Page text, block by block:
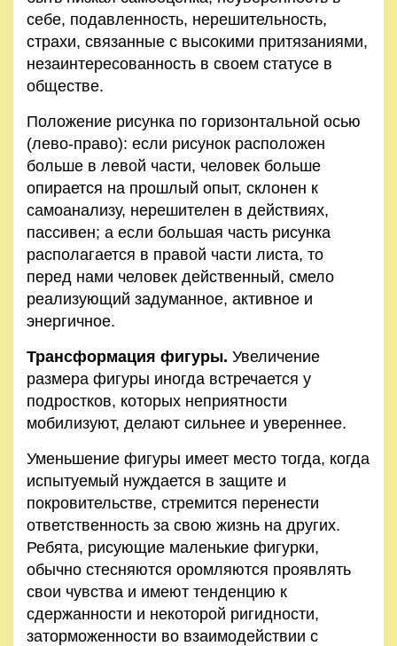
себе, подавленность, нерешительность,
страхи, связанные с высокими притязаниями,
незаинтересованность в своем статусе в
обществе.
Положение рисунка по горизонтальной осью
(лево-право): если рисунок расположен
больше в левой части, человек больше
опирается на прошлый опыт, склонен к
самоанализу, нерешителен в действиях,
пассивен; а если большая часть рисунка
располагается в правой части листа, то
перед нами человек действенный, смело
реализующий задуманное, активное и
энергичное.
Трансформация фигуры. Увеличение
размера фигуры иногда встречается у
подростков, которых неприятности
мобилизуют, делают сильнее и увереннее.
Уменьшение фигуры имеет место тогда, когда
испытуемый нуждается в защите и
покровительстве, стремится перенести
ответственность за свою жизнь на других.
Ребята, рисующие маленькие фигурки,
обычно стесняются оромляются проявлять
свои чувства и имеют тенденцию к
сдержанности и некоторой ригидности,
заторможенности во взаимодействии с